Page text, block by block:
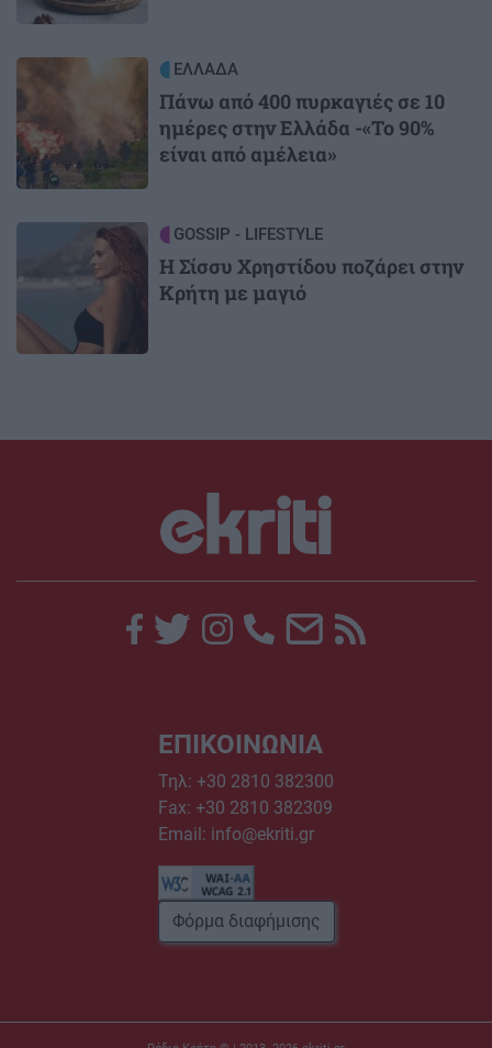
ΕΛΛΑΔΑ
Πάνω από 400 πυρκαγιές σε 10
ημέρες στην Ελλάδα -«Το 90%
είναι από αμέλεια»
GOSSIP - LIFESTYLE
Η Σίσσυ Χρηστίδου ποζάρει στην
Κρήτη με μαγιό
ΕΠΙΚΟΙΝΩΝΙΑ
Τηλ: +30 2810 382300
Fax: +30 2810 382309
Email: info@ekriti.gr
Φόρμα διαφήμισης